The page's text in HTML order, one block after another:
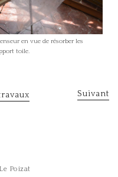
en vue de résorber les
toile.
Suivant
Poizat